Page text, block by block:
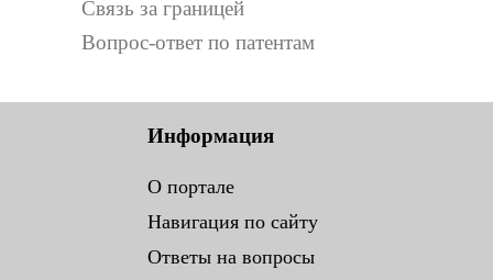
Связь за границей
Вопрос-ответ по патентам
Информация
О портале
Навигация по сайту
Ответы на вопросы